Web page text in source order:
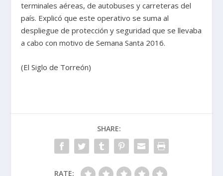
terminales aéreas, de autobuses y carreteras del
país. Explicó que este operativo se suma al
despliegue de protección y seguridad que se llevaba
a cabo con motivo de Semana Santa 2016.
(El Siglo de Torreón)
SHARE:
RATE: